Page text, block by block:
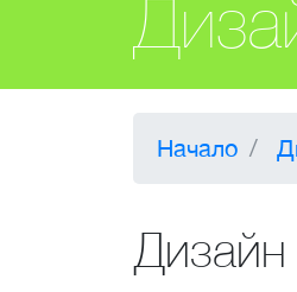
Начало